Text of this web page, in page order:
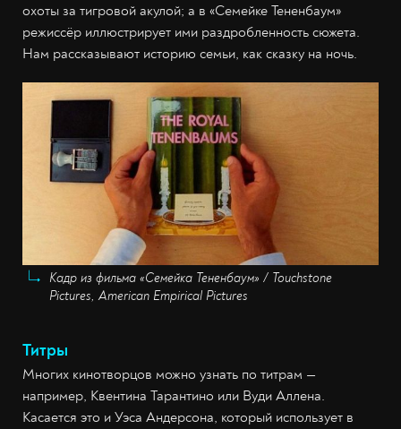
охоты за тигровой акулой; а в «Семейке Тененбаум»
режиссёр иллюстрирует ими раздробленность сюжета.
Нам рассказывают историю семьи, как сказку на ночь.
Кадр из фильма «Семейка Тененбаум» / Touchstone
Pictures, American Empirical Pictures
Титры
Многих кинотворцов можно узнать по титрам —
например, Квентина Тарантино или Вуди Аллена.
Касается это и Уэса Андерсона, который использует в